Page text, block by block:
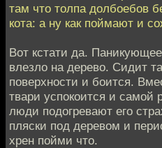
там что толпа долбоебов
кота: а ну как поймают и
Вот кстати да.
влезло на дерево. Сидит
поверхности и боится.
твари успокоится и самой
люди подогревают его
пляски под деревом и
хрен пойми что.